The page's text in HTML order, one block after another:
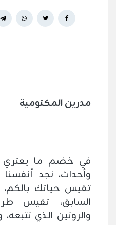
مدرين المكتومية
في خضم ما يعتري
وأحداث، نجد
تقيس حياتك
السابق، تقيس
والروتين الذي